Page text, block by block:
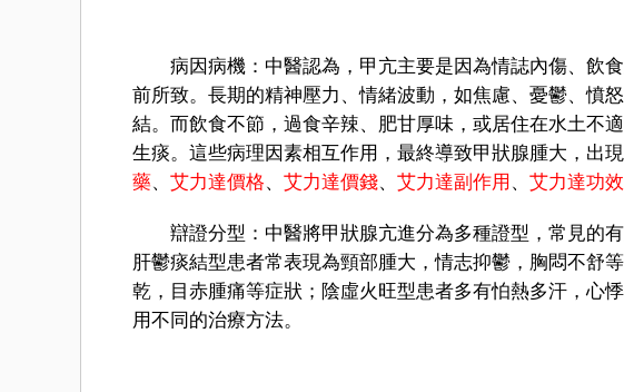
病因病機：中醫認為，甲亢主要是因為情誌內傷、飲
前所致。長期的精神壓力、情緒波動，如焦慮、憂鬱、憤
結。而飲食不節，過食辛辣、肥甘厚味，或居住在水土不
生痰。這些病理因素相互作用，最終導致甲狀腺腫大，出現
藥、 艾力達價格、 艾力達價錢、 艾力達副作用 、 艾力達功效
辯證分型：中醫將甲狀腺亢進分為多種證型，常見的有
肝鬱痰結型患者常表現為頸部腫大，情志抑鬱，胸悶不舒
乾，目赤腫痛等症狀；陰虛火旺型患者多有怕熱多汗，心
用不同的治療方法。